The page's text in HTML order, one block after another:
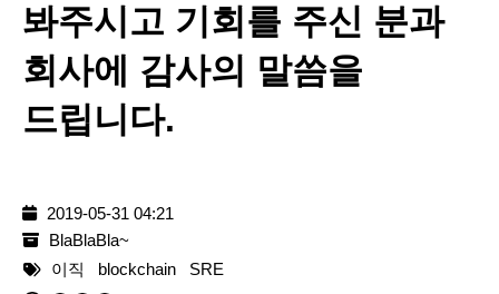
봐주시고 기회를 주신 분과
회사에 감사의 말씀을
드립니다.
2019-05-31 04:21
BlaBlaBla~
이직
blockchain SRE